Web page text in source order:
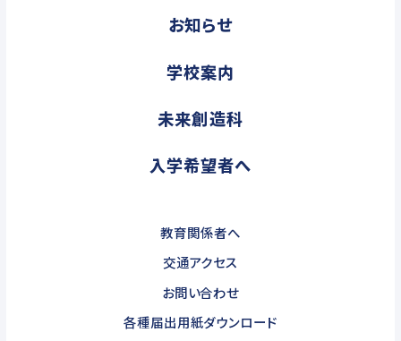
お知らせ
学校案内
未来創造科
入学希望者へ
教育関係者へ
交通アクセス
お問い合わせ
各種届出用紙ダウンロード